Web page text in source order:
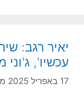
יאיר רגב:
עכשיו',
17 באפריל 2025